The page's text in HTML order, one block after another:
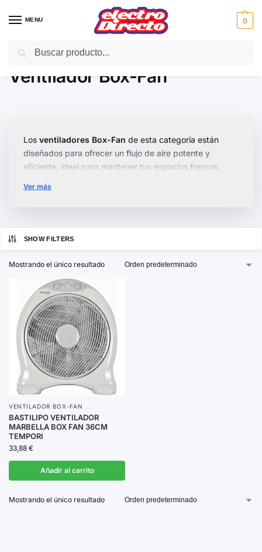
MENU 0
Inicio Climatización / Ventiladores
Ventilador Box-Fan
Los ventiladores Box-Fan de esta categoría están
diseñados para ofrecer un flujo de aire potente y
eficiente, ideal para mantener tus espacios frescos
perfectos para cualquier habitación de tu hogar.
Su diseño compacto y ergonómico permite ubicarlos
Explora nuestra selección y elige el
que mejor se adapte a tus necesidades.
Ver más
SHOW FILTERS
Mostrando el único resultado
VENTILADOR BOX-FAN
BASTILIPO VENTILADOR
MARBELLA BOX FAN 36CM
TEMPORI
33,88 €
Añadir al carrito
Mostrando el único resultado